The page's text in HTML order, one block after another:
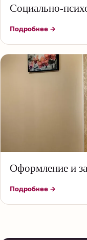
Социально-
Подробнее →
Оформление и
Подробнее →